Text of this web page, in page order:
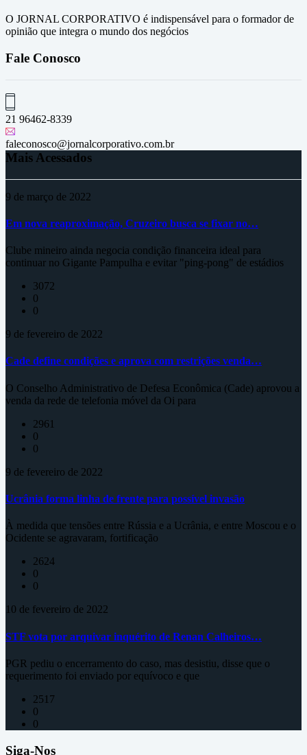
O JORNAL CORPORATIVO é indispensável para o formador de
opinião que integra o mundo dos negócios
Fale Conosco
21 96462-8339
faleconosco@jornalcorporativo.com.br
Mais Acessados
9 de março de 2022
Em nova reaproximação, Cruzeiro busca se fixar no…
Clube mineiro ainda negocia condição financeira ideal para
continuar no Gigante Pampulha e evitar "ping-pong" de estádios
3072
0
0
9 de fevereiro de 2022
Cade define condições e aprova com restrições venda…
O Conselho Administrativo de Defesa Econômica (Cade) aprovou a
venda da rede de telefonia móvel da Oi para
2961
0
0
9 de fevereiro de 2022
Ucrânia forma linha de frente para possível invasão
À medida que tensões entre Rússia e a Ucrânia, e entre Moscou e o
Ocidente se agravaram, fortificação
2624
0
0
10 de fevereiro de 2022
STF vota por arquivar inquérito de Renan Calheiros…
PGR pediu o encerramento do caso, mas desistiu, disse que o
requerimento foi enviado por equívoco e que
2517
0
0
Siga-Nos